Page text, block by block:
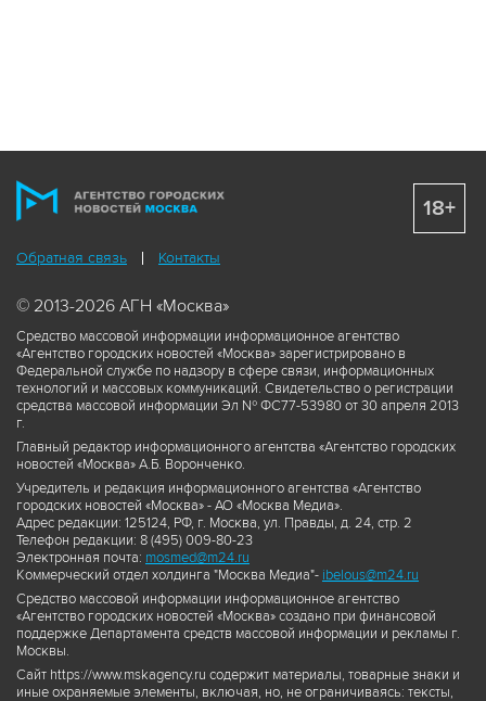
Обратная связь Контакты
© 2013-2026 АГН «Москва»
Средство массовой информации информационное агентство
«Агентство городских новостей «Москва» зарегистрировано в
Федеральной службе по надзору в сфере связи, информационных
технологий и массовых коммуникаций. Свидетельство о регистрации
средства массовой информации Эл № ФС77-53980 от 30 апреля 2013
г.
Главный редактор информационного агентства «Агентство городских
новостей «Москва» А.Б. Воронченко.
Учредитель и редакция информационного агентства «Агентство
городских новостей «Москва» - АО «Москва Медиа».
Адрес редакции: 125124, РФ, г. Москва, ул. Правды, д. 24, стр. 2
Телефон редакции: 8 (495) 009-80-23
Электронная почта: mosmed@m24.ru
Коммерческий отдел холдинга "Москва Медиа"- ibelous@m24.ru
Средство массовой информации информационное агентство
«Агентство городских новостей «Москва» создано при финансовой
поддержке Департамента средств массовой информации и рекламы г.
Москвы.
Сайт https://www.mskagency.ru содержит материалы, товарные знаки и
иные охраняемые элементы, включая, но, не ограничиваясь: тексты,
18+